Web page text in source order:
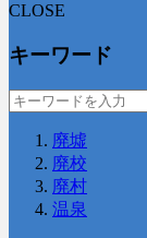
CLOSE
キーワード
廃墟
廃校
廃村
温泉